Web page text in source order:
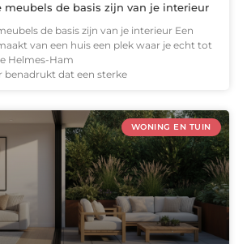
meubels de basis zijn van je interieur
de basis zijn van je interieur Een
van een huis een plek waar je echt tot
Helmes-Ham
benadrukt dat een sterke
WONING EN TUIN